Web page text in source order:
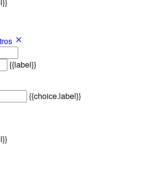
{{label}}
{{choice.label}}